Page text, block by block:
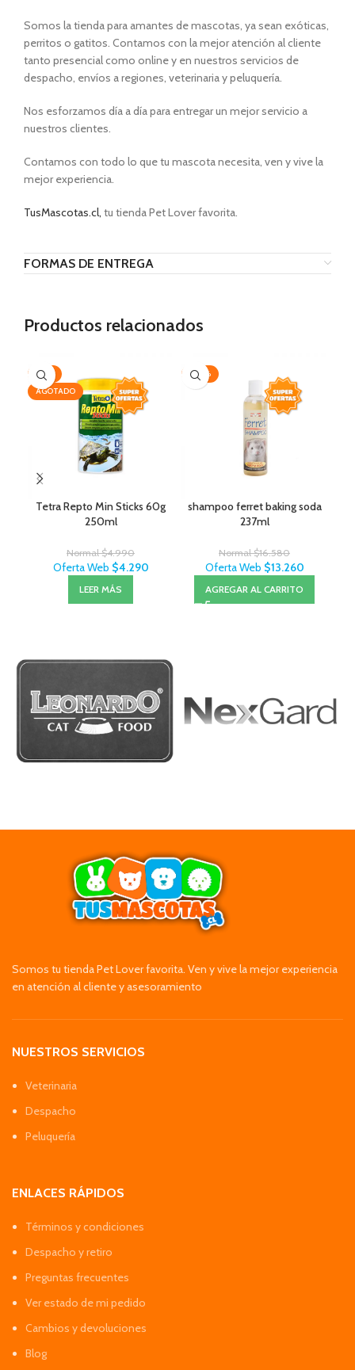
Somos la tienda para amantes de mascotas, ya sean exóticas,
perritos o gatitos. Contamos con la mejor atención al cliente
tanto presencial como online y en nuestros servicios de
despacho, envíos a regiones, veterinaria y peluquería.
Nos esforzamos día a día para entregar un mejor servicio a
nuestros clientes.
Contamos con todo lo que tu mascota necesita, ven y vive la
mejor experiencia.
TusMascotas.cl, tu tienda Pet Lover favorita.
FORMAS DE ENTREGA
Productos relacionados
-14%
AGOTADO
Tetra Repto Min Sticks 60g
250ml
Normal$4.990
Oferta Web $4.290
LEER MÁS
-20%
shampoo ferret baking soda
237ml
Normal$16.580
Oferta Web $13.260
AGREGAR AL CARRITO
Somos tu tienda Pet Lover favorita. Ven y vive la mejor experiencia
en atención al cliente y asesoramiento
NUESTROS SERVICIOS
Veterinaria
Despacho
Peluquería
ENLACES RÁPIDOS
Términos y condiciones
Despacho y retiro
Preguntas frecuentes
Ver estado de mi pedido
Cambios y devoluciones
Blog